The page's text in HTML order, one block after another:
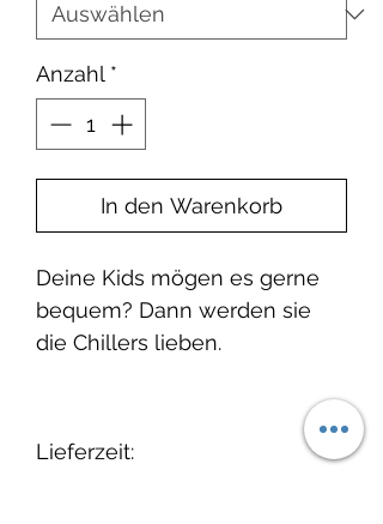
Anzahl *
In den Warenkorb
Deine Kids mögen es gerne
bequem? Dann werden sie
die Chillers lieben.
Lieferzeit: